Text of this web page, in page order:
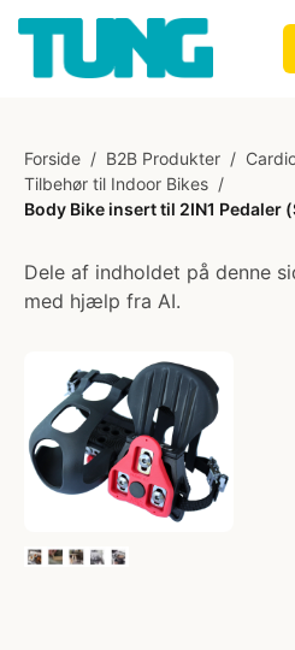
Forside / B2B Produkter /
Tilbehør til Indoor Bikes /
Body Bike insert til 2IN1 Pedaler
Dele af indholdet på denne
med hjælp fra AI.